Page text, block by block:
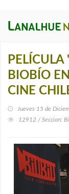
PELÍCULA
BIOBÍO
CINE
Jueves 15 de
12912 / Seccion: